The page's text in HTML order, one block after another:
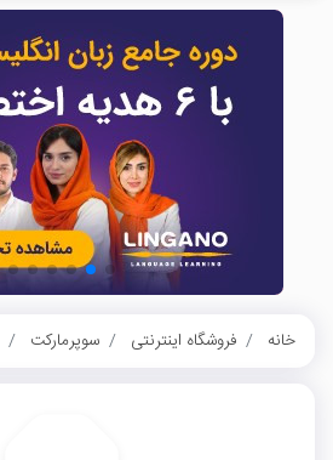
خانه فروشگاه اینترنتی سوپرمارکت